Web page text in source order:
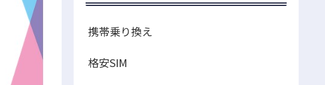
携帯乗り換え
格安SIM